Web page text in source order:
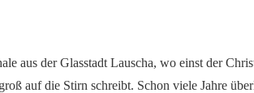
aus der Glasstadt Lauscha, wo einst der
auf die Stirn schreibt. Schon viele Jahre